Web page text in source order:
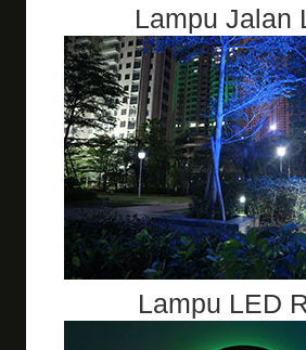
Lampu Jalan
Lampu LED